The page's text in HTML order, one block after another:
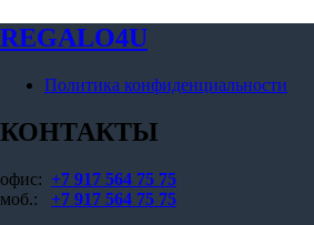
REGALO4U
Политика конфиденциальности
КОНТАКТЫ
офис: +7 917 564 75 75
моб.: +7 917 564 75 75